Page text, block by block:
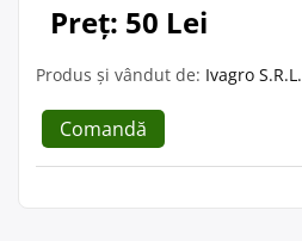
Preț: 50 Lei
Produs și vândut de: Ivagro S.R.L.
Comandă